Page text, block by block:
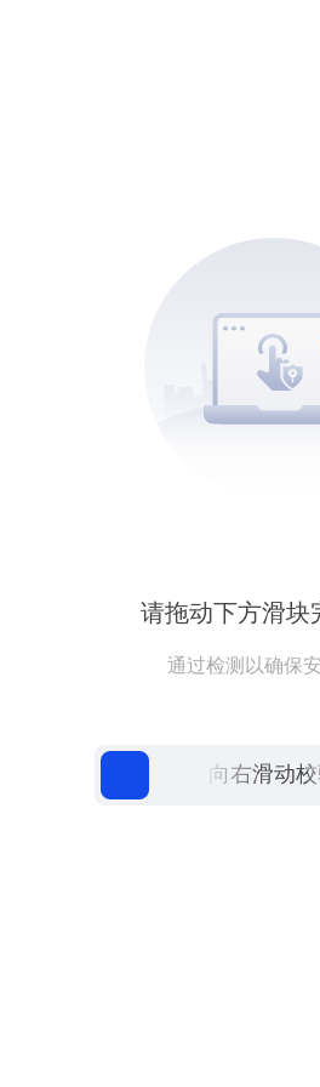
请拖动下方滑块
通过检测以确保